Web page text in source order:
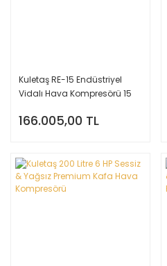
Kuletaş RE-15 Endüstriyel
Vidalı Hava Kompresörü 15
166.005,00 TL